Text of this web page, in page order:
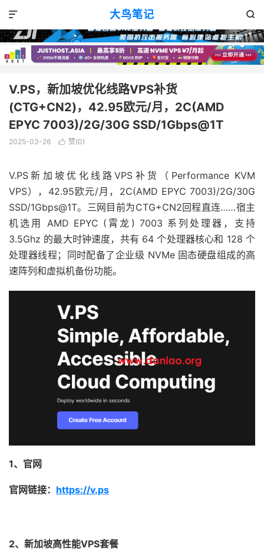
大鸟笔记 

VPS消息
V.PS，新加坡优化线路VPS补货
(CTG+CN2)，42.95欧元/月，2C(AMD
EPYC 7003)/2G/30G SSD/1Gbps@1T
2025-03-26  赞(0)
V.PS新加坡优化线路VPS补货（Performance KVM
VPS），42.95欧元/月，2C(AMD EPYC 7003)/2G/30G
SSD/1Gbps@1T。三网目前为CTG+CN2回程直连……宿主
机选用 AMD EPYC (霄龙) 7003 系列处理器，支持
3.5Ghz 的最大时钟速度，共有 64 个处理器核心和 128 个
处理器线程；同时配备了企业级 NVMe 固态硬盘组成的高
速阵列和虚拟机备份功能。
1、官网
官网链接： https://v.ps
2、新加坡高性能VPS套餐